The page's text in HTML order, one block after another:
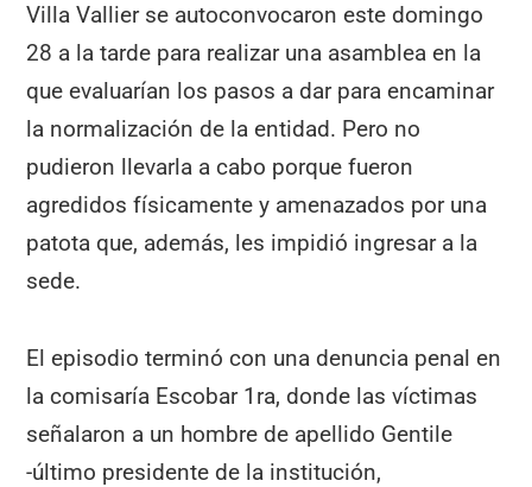
Villa Vallier se autoconvocaron este domingo
28 a la tarde para realizar una asamblea en la
que evaluarían los pasos a dar para encaminar
la normalización de la entidad. Pero no
pudieron llevarla a cabo porque fueron
agredidos físicamente y amenazados por una
patota que, además, les impidió ingresar a la
sede.
El episodio terminó con una denuncia penal en
la comisaría Escobar 1ra, donde las víctimas
señalaron a un hombre de apellido Gentile
-último presidente de la institución,